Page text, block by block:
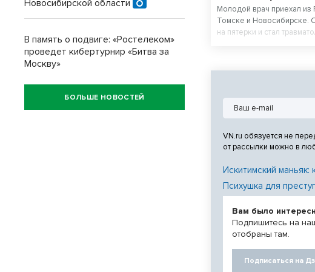
Молодой врач приехал из
Томске и Новосибирске.
на пятерки и стал
VN.ru обязуется не
от рассылки можно в
Искитимский маньяк:
Психушка для
Вам было
Подпишитесь на
отобраны там.
Подписаться на
Новосибирской области
В память о подвиге: «Ростелеком»
проведет кибертурнир «Битва за
Москву»
БОЛЬШЕ НОВОСТЕЙ